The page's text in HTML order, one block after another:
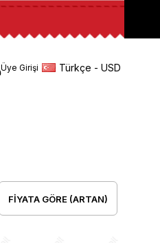
Üye Girişi Türkçe - USD
FIYATA GÖRE (ARTAN)